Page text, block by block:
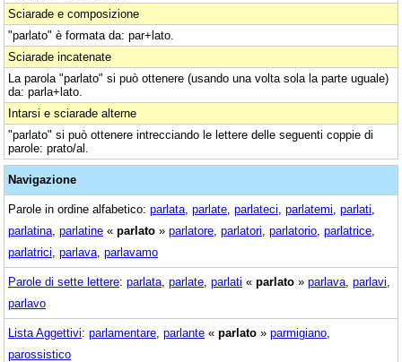
Sciarade e composizione
"parlato" è formata da: par+lato.
Sciarade incatenate
La parola "parlato" si può ottenere (usando una volta sola la parte uguale)
da: parla+lato.
Intarsi e sciarade alterne
"parlato" si può ottenere intrecciando le lettere delle seguenti coppie di
parole: prato/al.
Navigazione
Parole in ordine alfabetico: parlata parlate parlateci parlatemi parlati
parlatina parlatine « parlato » parlatore parlatori parlatorio parlatrice
parlatrici parlava parlavamo
Parole di sette lettere: parlata parlate parlati « parlato » parlava parlavi
parlavo
Lista Aggettivi: parlamentare parlante « parlato » parmigiano
parossistico